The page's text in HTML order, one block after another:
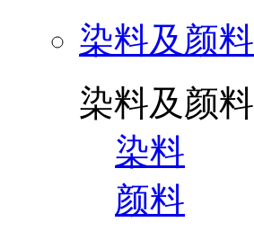
染料及颜料
染料及颜料
染料
颜料